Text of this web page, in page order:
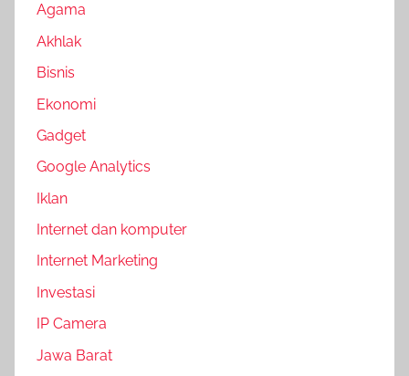
Agama
Akhlak
Bisnis
Ekonomi
Gadget
Google Analytics
Iklan
Internet dan komputer
Internet Marketing
Investasi
IP Camera
Jawa Barat